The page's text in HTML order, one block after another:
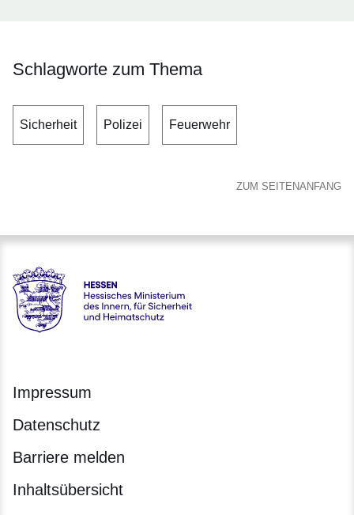
Schlagworte zum Thema
Sicherheit Polizei Feuerwehr
ZUM SEITENANFANG
Hessen - Hessisches Ministerium des Innern, für Sicherheit
Impressum
Datenschutz
Barriere melden
Inhaltsübersicht